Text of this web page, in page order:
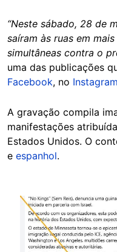
“Neste sábado, 28 de
saíram às ruas em
simultâneas contra o
uma das publicações
Facebook, no Instagram
A gravação compila
manifestações
Estados Unidos. O
e espanhol.
Image